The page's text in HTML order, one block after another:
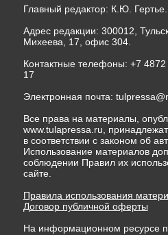
Главный редактор: К.Ю. Гертье.
Адрес редакции: 300012,
Михеева, 17, офис 304.
Контактные телефоны: +7
17
Электронная почта:
Все права на материалы,
www.tulapressa.ru,
в соответствии с законом об
Использование материалов
соблюдении Правил их
сайте.
Правила использования
Договор публичной оферты
На информационном ресурсе